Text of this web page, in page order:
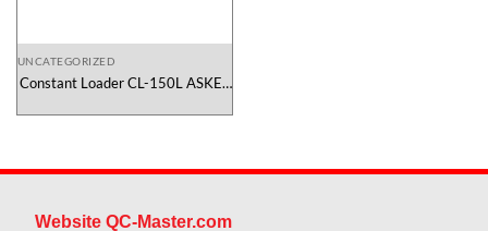
UNCATEGORIZED
Constant Loader CL-150L ASKER
Website QC-Master.com